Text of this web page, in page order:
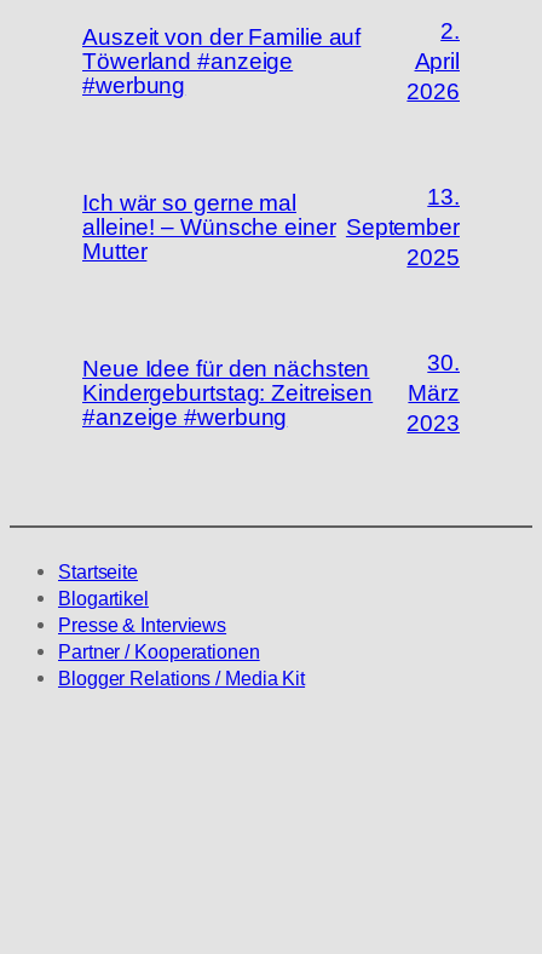
Auszeit von der Familie auf
Töwerland #anzeige
#werbung
2.
April
2026
Ich wär so gerne mal
alleine! – Wünsche einer
Mutter
13.
September
2025
Neue Idee für den nächsten
Kindergeburtstag: Zeitreisen
#anzeige #werbung
30.
März
2023
Startseite
Blogartikel
Presse & Interviews
Partner / Kooperationen
Blogger Relations / Media Kit